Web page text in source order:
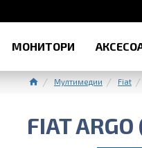
МОНИТОРИ
Мултимедии Fiat
FIAT